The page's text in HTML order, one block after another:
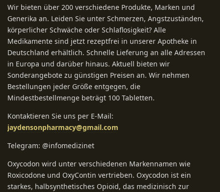
Wir bieten über 200 verschiedene Produkte, Marken und
Generika an. Leiden Sie unter Schmerzen, Angstzuständen,
körperlicher Schwäche oder Schlaflosigkeit? Alle
Medikamente sind jetzt rezeptfrei in unserer Apotheke in
Deutschland erhältlich. Schnelle Lieferung an alle Adressen
in Europa und darüber hinaus. Aktuell bieten wir
Sonderangebote zu günstigen Preisen an. Wir nehmen
Bestellungen jeder Größe entgegen, die
Mindestbestellmenge beträgt 100 Tabletten.
Kontaktieren Sie uns per E-Mail:
jaydensonpharmacy@gmail.com
Telegram: @infomedizinet
Oxycodon wird unter verschiedenen Markennamen wie
Roxicodone und OxyContin vertrieben. Oxycodon ist ein
starkes, halbsynthetisches Opioid, das medizinisch zur